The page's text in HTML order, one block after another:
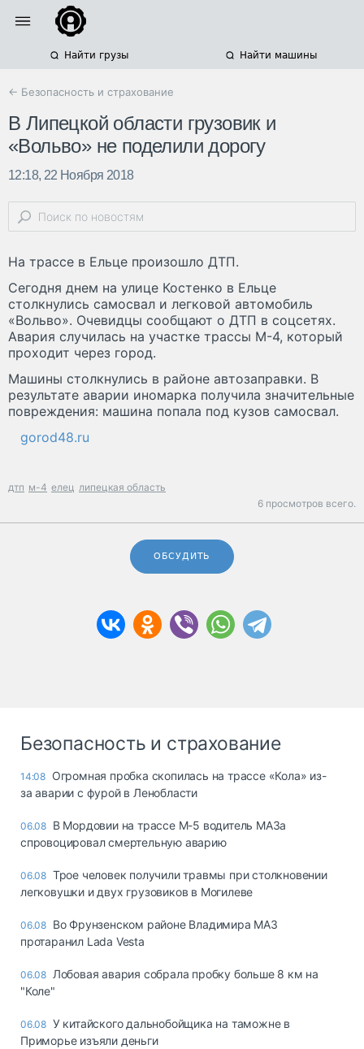
Найти грузы Найти машины
← Безопасность и страхование
В Липецкой области грузовик и
«Вольво» не поделили дорогу
12:18, 22 Ноября 2018
На трассе в Ельце произошло ДТП.
Сегодня днем на улице Костенко в Ельце
столкнулись самосвал и легковой автомобиль
«Вольво». Очевидцы сообщают о ДТП в соцсетях.
Авария случилась на участке трассы М-4, который
проходит через город.
Машины столкнулись в районе автозаправки. В
результате аварии иномарка получила значительные
повреждения: машина попала под кузов самосвал.
gorod48.ru
дтп м-4 елец липецкая область
6 просмотров всего.
ОБСУДИТЬ
Безопасность и страхование
14:08 Огромная пробка скопилась на трассе «Кола» из-
за аварии с фурой в Ленобласти
06.08 В Мордовии на трассе М-5 водитель МАЗа
спровоцировал смертельную аварию
06.08 Трое человек получили травмы при столкновении
легковушки и двух грузовиков в Могилеве
06.08 Во Фрунзенском районе Владимира МАЗ
протаранил Lada Vesta
06.08 Лобовая авария собрала пробку больше 8 км на
"Коле"
06.08 У китайского дальнобойщика на таможне в
Приморье изъяли деньги